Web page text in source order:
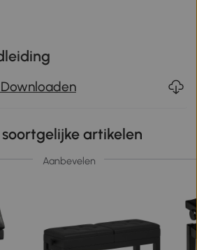
Downloaden
soortgelijke artikelen
Aanbevelen